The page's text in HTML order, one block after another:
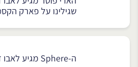
שגילינו על פארק
ה-Sphere מגיע לאבו דאבי – כל הפרטים